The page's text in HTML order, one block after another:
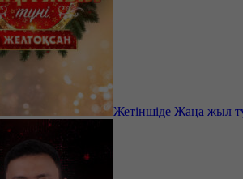
Жетіншіде Жаңа жыл